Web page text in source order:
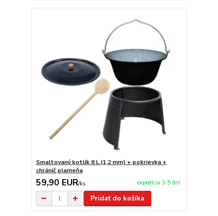
Smaltovaný kotlík 8 L (1,2 mm) + pokrievka +
chránič plameňa
59,90 EUR/ks expedícia 3-5 dní
Pridať do košíka